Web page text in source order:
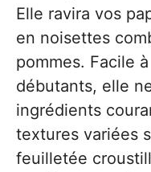
Elle ravira vos
en noisettes
pommes. Facile
débutants, elle
ingrédients
textures variées
feuilletée